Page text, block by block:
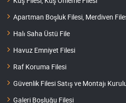
Apartman Boşluk Filesi, Merdiven
Halı Saha Üstü File
Havuz Emniyet Filesi
Raf Koruma Filesi
Güvenlik Filesi Satış ve Montajı
Galeri Boşluğu Filesi